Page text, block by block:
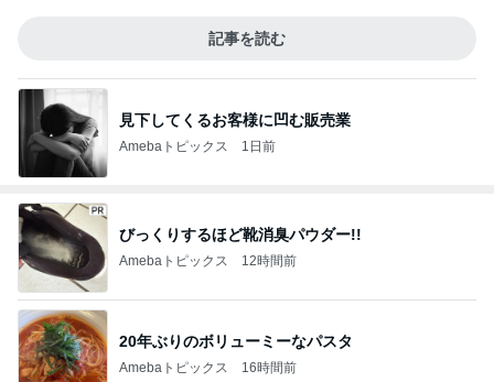
記事を読む
見下してくるお客様に凹む販売業
Amebaトピックス 1日前
びっくりするほど靴消臭パウダー!!
Amebaトピックス 12時間前
20年ぶりのボリューミーなパスタ
Amebaトピックス 16時間前